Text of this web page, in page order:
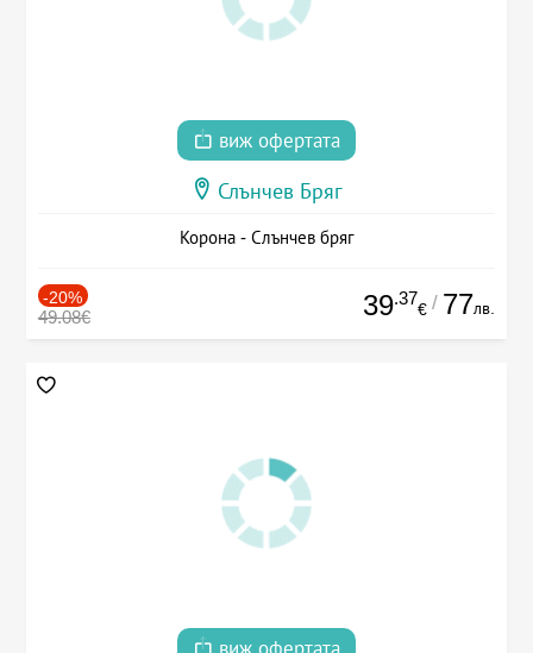
виж офертата
Слънчев Бряг
Корона - Слънчев бряг
-20%
49.08€ 39.37
€ / 77лв.
виж офертата